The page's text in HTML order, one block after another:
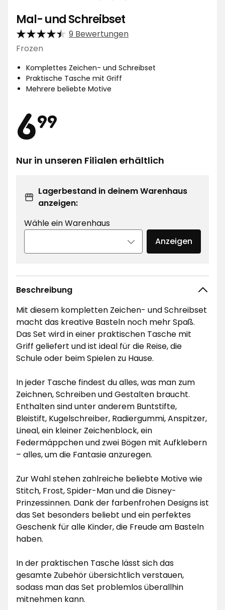
Mal- und Schreibset
9 Bewertungen
Frozen
Komplettes Zeichen- und Schreibset
Praktische Tasche mit Griff
Mehrere beliebte Motive
Preis
699
€
Nur in unseren Filialen erhältlich
Lagerbestand in deinem Warenhaus
anzeigen:
Wähle ein Warenhaus
Anzeigen
Beschreibung
Mit diesem kompletten Zeichen- und Schreibset
macht das kreative Basteln noch mehr Spaß.
Das Set wird in einer praktischen Tasche mit
Griff geliefert und ist ideal für die Reise, die
Schule oder beim Spielen zu Hause.
In jeder Tasche findest du alles, was man zum
Zeichnen, Schreiben und Gestalten braucht.
Enthalten sind unter anderem Buntstifte,
Bleistift, Kugelschreiber, Radiergummi, Anspitzer,
Lineal, ein kleiner Zeichenblock, ein
Federmäppchen und zwei Bögen mit Aufklebern
– alles, um die Fantasie anzuregen.
Zur Wahl stehen zahlreiche beliebte Motive wie
Stitch, Frost, Spider-Man und die Disney-
Prinzessinnen. Dank der farbenfrohen Designs ist
das Set besonders beliebt und ein perfektes
Geschenk für alle Kinder, die Freude am Basteln
haben.
In der praktischen Tasche lässt sich das
gesamte Zubehör übersichtlich verstauen,
sodass man das Set problemlos überallhin
mitnehmen kann.